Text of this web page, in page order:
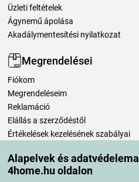
Alapelvek és adatvédelema
4home.hu oldalon
Üzleti feltételek
Ágynemű ápolása
Akadálymentesítési nyilatkozat
Megrendelései
Fiókom
Megrendeléseim
Reklamáció
Elállás a szerződéstől
Értékelések kezelésének szabályai
Szállítási módok